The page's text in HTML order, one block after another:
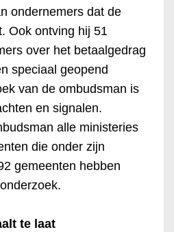
ondernemers dat de
Ook ontving hij 51
over het betaalgedrag
speciaal geopend
van de ombudsman is
en signalen.
alle ministeries
die onder zijn
gemeenten hebben
te laat